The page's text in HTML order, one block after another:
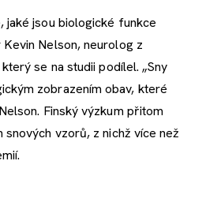
jaké jsou biologické funkce
Nelson, neurolog z
se na studii podílel. „Sny
zobrazením obav, které
Finský výzkum přitom
vzorů, z nichž více než